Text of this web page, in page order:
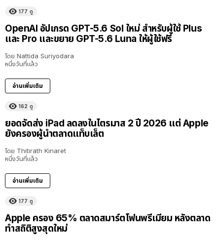
177 ดู
OpenAI อัปเกรด GPT-5.6 Sol ใหม่ สำหรับผู้ใช้ Plus
และ Pro และขยาย GPT-5.6 Luna ให้ผู้ใช้ฟรี
โดย Nattida Suriyodara
หนึ่งวันที่แล้ว
อ่านเพิ่มเติม
162 ดู
ยอดจัดส่ง iPad ลดลงในไตรมาส 2 ปี 2026 แต่ Apple
ยังครองผู้นำตลาดแท็บเล็ต
โดย Thitirath Kinaret
หนึ่งวันที่แล้ว
อ่านเพิ่มเติม
177 ดู
Apple ครอง 65% ตลาดสมาร์ตโฟนพรีเมียม หลังตลาด
ทำสถิติสูงสุดใหม่